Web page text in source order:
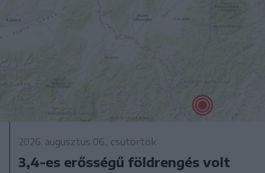
2026. augusztus 06., csütörtök
3,4-es erősségű földrengés volt